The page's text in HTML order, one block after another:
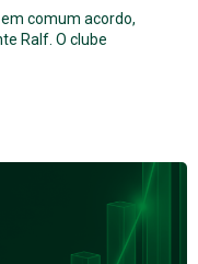
comum acordo,
Ralf. O clube